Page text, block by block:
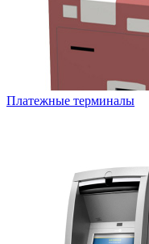
Платежные терминалы